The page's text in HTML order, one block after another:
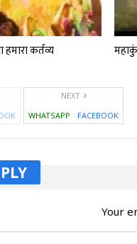
हमारा कर्तव्य
NEXT
WHATSAPP
FACEBOOK
Your